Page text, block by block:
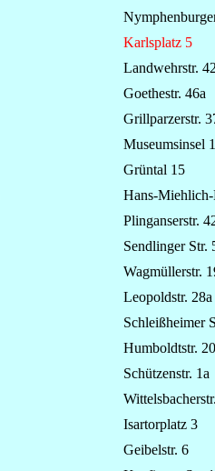
Karlsplatz 5
Landwehrstr. 42
Goethestr. 46a
Grillparzerstr.
Museumsinsel 1
Grüntal 15
Hans-Miehlich-
Plinganserstr.
Sendlinger Str.
Wagmüllerstr.
Leopoldstr.
Schleißheimer
Humboldtstr. 20
Schützenstr. 1a
Isartorplatz 3
Geibelstr. 6